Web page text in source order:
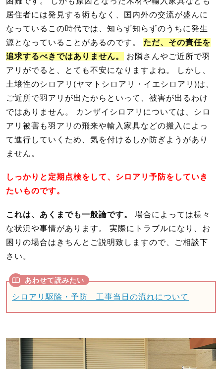
居住者には発見する術もなく、国内外の交流が盛んに
なっているこの時代では、知らず知らずのうちに発生
源となっていることがあるのです。 ただ、その責任を
追求するべきではありません。
お隣さんやご近所で羽
アリがでると、とても不安になりますよね。 しかし、
土壌性のシロアリ(ヤマトシロアリ・イエシロアリ)は、
ご近所で羽アリが出たからといって、被害が出るわけ
ではありません。 カンザイシロアリについては、シロ
アリ被害も羽アリの飛来や輸入家具などの搬入によっ
て進行していくため、気を付けるしか防ぎようがあり
ません。
しっかりと定期点検をして、シロアリ予防をしていき
たいものです。
これは、あくまでも一般論です。
場合によっては様々
な状況や事情があります。 実際にトラブルになり、お
困りの場合はきちんとご説明致しますので、ご相談下
さい。
シロアリ駆除・予防 工事当日の流れについて